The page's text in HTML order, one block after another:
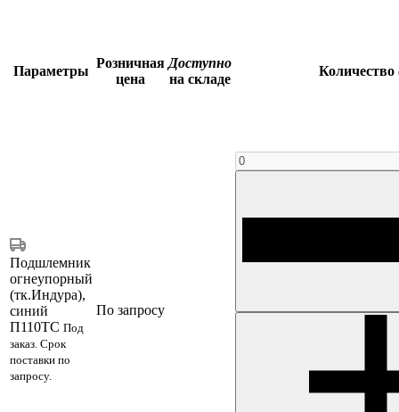
Параметры
Розничная
цена
Доступно
на складе
Количество
Подшлемник
огнеупорный
(тк.Индура),
синий
П110ТС Под
заказ. Срок
поставки по
запросу.
По запросу